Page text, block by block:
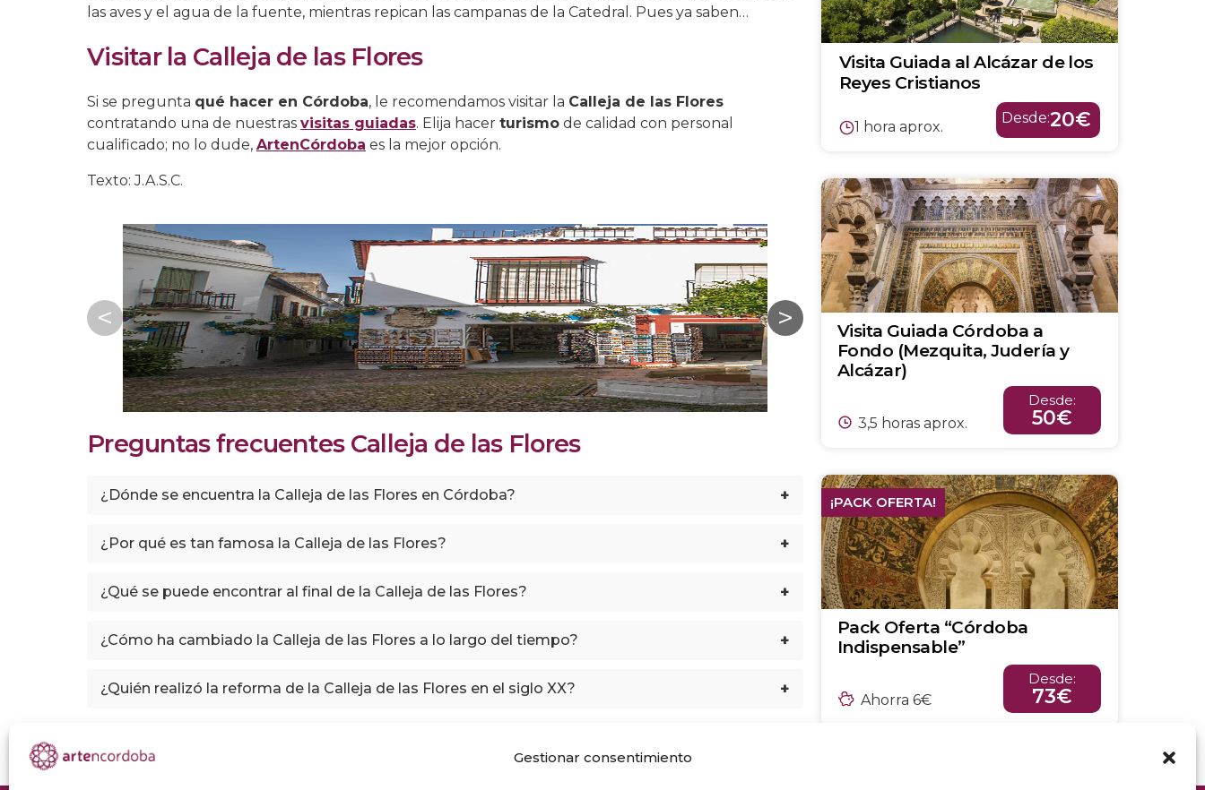
Gestionar consentimiento
las aves y el agua de la fuente, mientras repican las campanas de la Catedral. Pues ya saben…
Visitar la Calleja de las Flores
Si se pregunta qué hacer en Córdoba, le recomendamos visitar la Calleja de las Flores
contratando una de nuestras visitas guiadas. Elija hacer turismo de calidad con personal
cualificado; no lo dude, ArtenCórdoba es la mejor opción.
Texto: J.A.S.C.
Preguntas frecuentes Calleja de las Flores
¿Dónde se encuentra la Calleja de las Flores en Córdoba? +
¿Por qué es tan famosa la Calleja de las Flores? +
¿Qué se puede encontrar al final de la Calleja de las Flores? +
¿Cómo ha cambiado la Calleja de las Flores a lo largo del tiempo? +
¿Quién realizó la reforma de la Calleja de las Flores en el siglo XX? +
Visita Guiada al Alcázar de los
Reyes Cristianos
1 hora aprox.
Desde:20€
Visita Guiada Córdoba a
Fondo (Mezquita, Judería y
Alcázar)
3,5 horas aprox.
Desde:
50€
¡PACK OFERTA!
Pack Oferta “Córdoba
Indispensable”
Ahorra 6€
Desde:
73€